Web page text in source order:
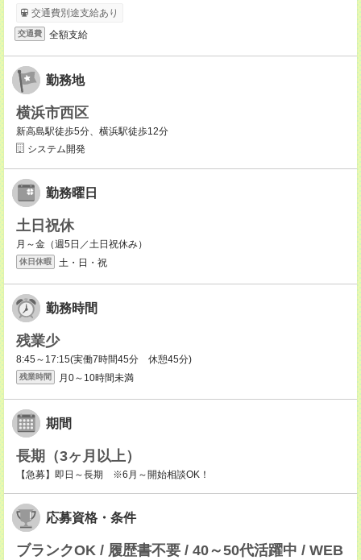
交通費別途支給あり
交通費 全額支給
勤務地
横浜市西区
新高島駅徒歩5分、横浜駅徒歩12分
システム開発
勤務曜日
土日祝休
月～金（週5日／土日祝休み）
休日休暇 土・日・祝
勤務時間
残業少
8:45～17:15(実働7時間45分 休憩45分)
残業時間 月0～10時間未満
期間
長期（3ヶ月以上）
【急募】即日～長期 ※6月～開始相談OK！
応募資格・条件
ブランクOK / 履歴書不要 / 40～50代活躍中 / WEB